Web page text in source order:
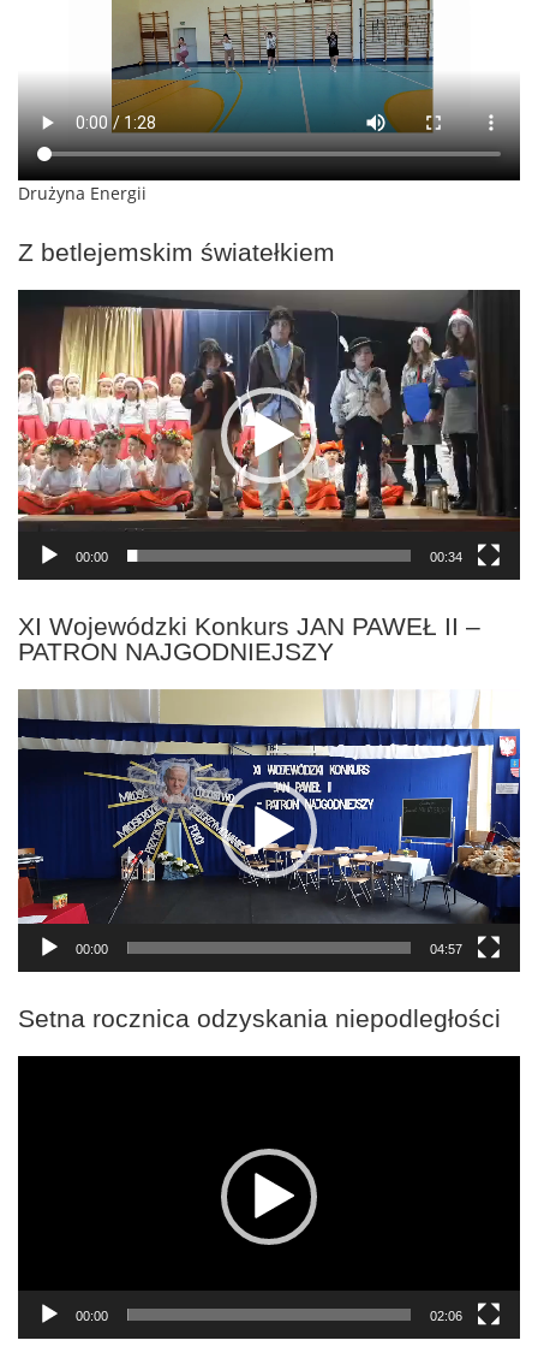
Drużyna Energii
Z betlejemskim światełkiem
Odtwarzacz
00:00 00:34
XI Wojewódzki Konkurs JAN PAWEŁ II –
PATRON NAJGODNIEJSZY
Odtwarzacz
video
00:00 04:57
Setna rocznica odzyskania niepodległości
00:00 02:06